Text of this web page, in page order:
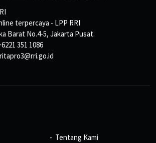
terpercaya - LPP RRI
Barat No.4-5, Jakarta Pusat.
351 1086
Tentang Kami